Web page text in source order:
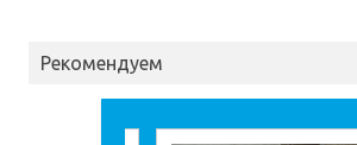
Рекомендуем